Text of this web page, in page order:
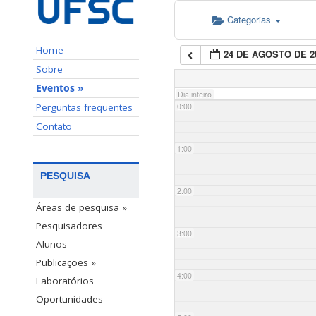
Home
Sobre
Eventos »
Perguntas frequentes
Contato
PESQUISA
Áreas de pesquisa »
Pesquisadores
Alunos
Publicações »
Laboratórios
Oportunidades
Categorias
24 DE AGOSTO DE
Dia inteiro
0:00
1:00
2:00
3:00
4:00